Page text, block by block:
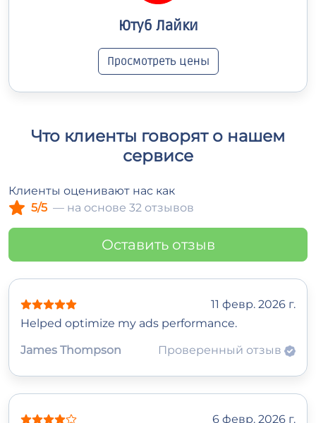
Ютуб Лайки
Просмотреть цены
Что клиенты говорят о нашем
сервисе
Клиенты оценивают нас как
5/5 — на основе 32 отзывов
Оставить отзыв
11 февр. 2026 г.
Helped optimize my ads performance.
James Thompson
Проверенный отзыв
6 февр. 2026 г.